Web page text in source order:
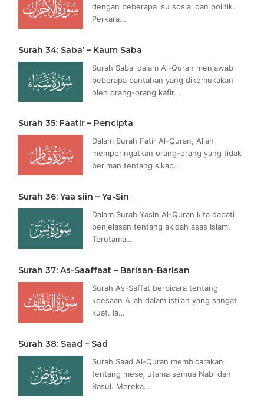
dengan beberapa isu sosial dan politik.
Perkara…
Surah 34: Saba’ – Kaum Saba
Surah Saba' dalam Al-Quran menjawab
beberapa bantahan yang dikemukakan
oleh orang-orang kafir…
Surah 35: Faatir – Pencipta
Dalam Surah Fatir Al-Quran, Allah
memperingatkan orang-orang yang tidak
beriman tentang sikap…
Surah 36: Yaa siin – Ya-Sin
Dalam Surah Yasin Al-Quran kita dapati
penjelasan tentang akidah asas Islam.
Terutama…
Surah 37: As-Saaffaat – Barisan-Barisan
Surah As-Saffat berbicara tentang
keesaan Allah dalam istilah yang sangat
kuat. Ia…
Surah 38: Saad – Sad
Surah Saad Al-Quran membicarakan
tentang mesej utama semua Nabi dan
Rasul. Mereka…